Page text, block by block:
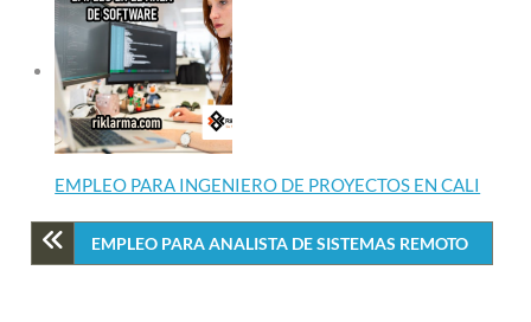
EMPLEO PARA INGENIERO DE PROYECTOS EN CALI
EMPLEO PARA ANALISTA DE SISTEMAS REMOTO